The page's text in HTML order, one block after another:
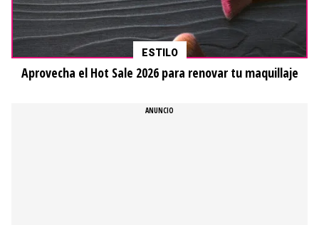
ESTILO
Aprovecha el Hot Sale 2026 para renovar tu maquillaje